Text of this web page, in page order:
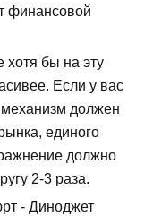
финансовой
хотя бы на эту
Если у вас
должен
единого
должно
2-3 раза.
- Диноджет